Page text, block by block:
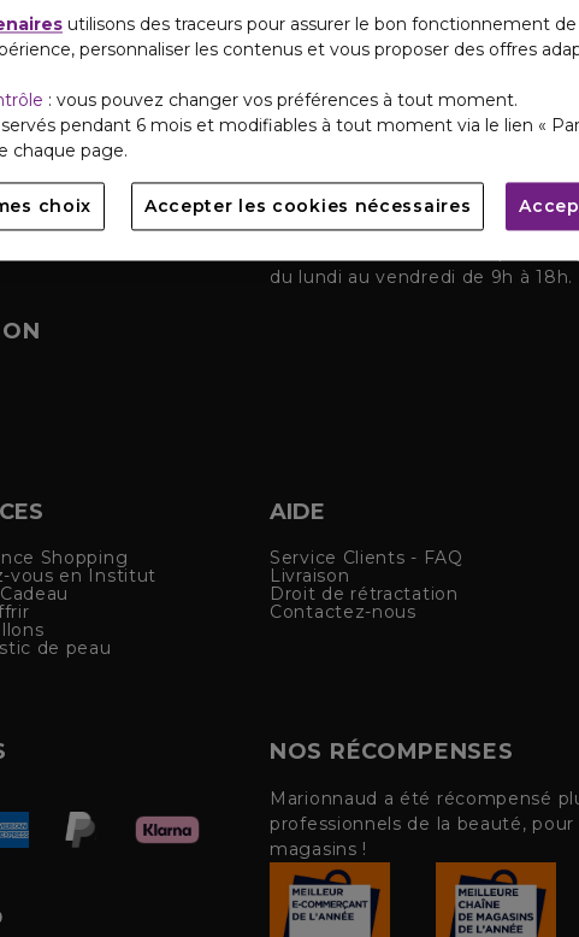
et promotions
SERVICE CLIENTS
Notre Service Clients est
CONTACTEZ-NOUS
notre service pour
du lundi au vendredi de 9h à 18h.
Shopping
vous en Institut
de peau
AIDE
Service Clients - FAQ
Livraison
Droit de rétractation
Contactez-nous
NOS RÉCOMPENSES
Marionnaud a été récompensé
professionnels de la beauté,
magasins !
utilisons des traceurs pour assurer le bon fonctionnement
personnaliser les contenus et vous proposer des offres
: vous pouvez changer vos préférences à tout moment.
pendant 6 mois et modifiables à tout moment via le lien «
chaque page.
choix Accepter les cookies nécessaires